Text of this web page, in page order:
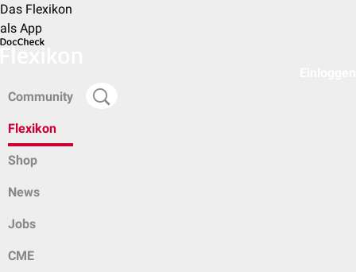
Das Flexikon
als App
Community
Flexikon
Shop
News
Jobs
CME